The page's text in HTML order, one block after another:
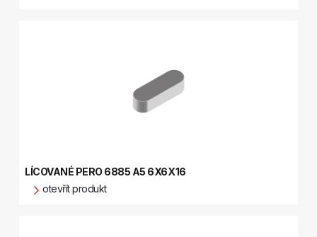
LÍCOVANÉ PERO 6885 A5 6X6X16
otevřít produkt